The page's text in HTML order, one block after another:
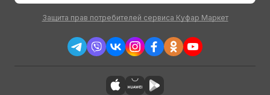
Защита прав потребителей сервиса Куфар Маркет